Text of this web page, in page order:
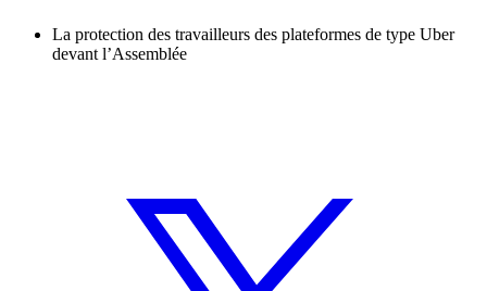
La protection des travailleurs des plateformes de type Uber
devant l’Assemblée